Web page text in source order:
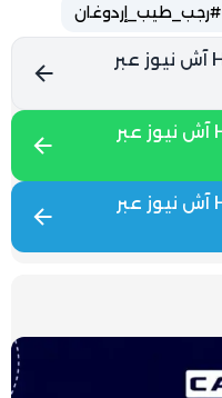
#رجب_طيب_إردوغان
تابع آخر الأخبار من H-NEWS آش نيوز عبر
تابع آخر الأخبار من H-NEWS آش نيوز عبر
تابع آخر الأخبار من H-NEWS آش نيوز عبر